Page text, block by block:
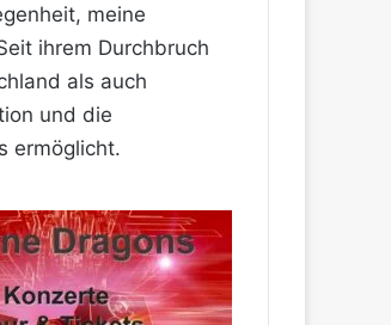
meine
ihrem Durchbruch
als auch
und die
ermöglicht.